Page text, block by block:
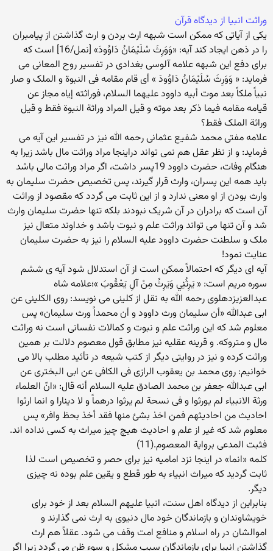
وراثت انبیا از دیدگاه قرآن
یکی از آیاتی که ممکن است شبهه ارث بردن و ارث گذاشتن از پیامبران
را در ذهن ایجاد کند آیه: «وَوَرِثَ سُلَيْمَانُ دَاوُودَ» [نمل/16] است که
برای دفع این شبهه علامه آلوسی بغدادی در تفسیر روح المعانی می
فرماید: « وَوَرِثَ سُلَيْمَانُ دَاوُودَ » أی قام مقامه فی النبوة و الملک و صار
نبیاً ملکاً بعد موت أبیه داوود علیهما السلام، فوراثته إیاه مجاز عن
قیامه مقامه فیما ذکر بعد موته و قیل المراد وراثة النبوة فقط و قیل
وراثة الملک فقط؟
علامه مفتی محمد شفیع عثمانی رحمه الله نیز در تفسیر این آیه می
فرماید: و از نظر عقل هم نمی تواند دراینجا مراد وراثت مال باشد زیرا به
هنگام وفات، حضرت داوود 19پسر داشت، اگر مراد وراثت مالی باشد
باید همه این پسران، وارث قرار گیرند، پس تخصیص حضرت سلیمان به
وارث بودن از او معنی ندارد و از این ثابت می گردد که مقصود از وراثت
آن است که برادران در آن شریک نبودند بلکه تنها حضرت سلیمان وارث
شد و آن تنها می تواند وراثت علم و نبوت باشد و خداوند متعال نیز
ملک و سلطنت حضرت داوود علیه السلام را نیز به حضرت سلیمان
عنایت نمود!
آیه ای دیگر که احتمالاً ممکن است از آن استدلال شود آیه ی ششم
سوره مریم است: « يَرِثُنِي وَيَرِثُ مِنْ آلِ يَعْقُوبَ »؛علامه شاه
عبدالعزیزدهلوی رحمه الله به نقل از کلینی می نویسد: روی الکلینی عن
ابی عبدالله «أن سلیمان ورث داوود و أن محمداً ورث سلیمان» پس
معلوم شد که این وراثت علم و نبوت و کمالات نفسانی است نه وراثت
مال و متروکه. و قرینه عقلیه نیز مطابق قول معصوم دلالت بر همین
وراثت کرده و نیز در روایتی دیگر از کتب شیعه در تأئید مطلب بالا می
خوانیم: روی محمد بن یعقوب الرازی فی الکافی عن ابی البختری عن
ابی عبدالله جعفر بن محمد الصادق علیه السلام أنه قال: «انّ العلماء
ورثة الانبیاء لم یورثوا و فی نسحة لم یرثوا درهماً و لا دینارا و انما ارثوا
احادیث من احادیثهم فمن اخذ بشئ منها فقد أخذ بحظ وافر» پس
معلوم شد که غیر از علم و احادیث هیچ چیز میراث به کسی نداده اند.
فثبت المدعی بروایة المعصوم.(11)
کلمه «انما» در اینجا نزد امامیه نیز برای حصر و تخصیص است لذا
ثابت گردید که میراث انبیاء به طور قطع و یقین علم بوده نه چیزی
دیگر.
بنابراین از دیدگاه اهل سنت، انبیا علیهم السلام بعد از خود برای
خویشاوندان و بازماندگان خود مال دنیوی به ارث نمی گذارند و
اموالشان در راه اسلام و منافع امت وقف می شود. عقلاً هم ارث
گذاشتن انبیا برای بازماندگان سبب مشکل و سوء ظن می گردد زیرا اگر